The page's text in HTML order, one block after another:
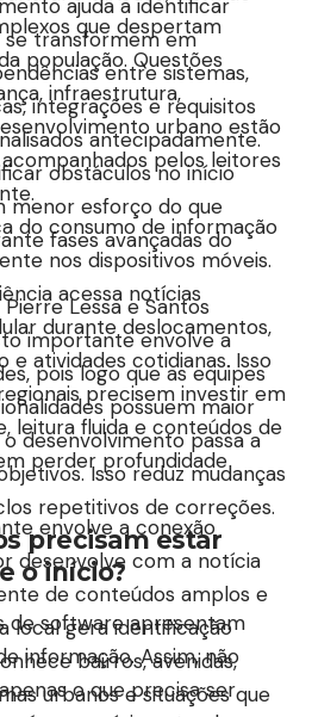
que despertam
população. Questões
infraestrutura,
urbano estão
pelos leitores
do consumo de informação
nos dispositivos móveis.
acessa notícias
durante deslocamentos,
atividades cotidianas. Isso
precisem investir em
leitura fluida e conteúdos de
perder profundidade
envolve a conexão
desenvolve com a notícia
de conteúdos amplos e
local gera identificação
bairros, avenidas,
urbanos e situações que
ajuda a identificar
se transformem em
entre sistemas,
integrações e requisitos
antecipadamente.
obstáculos no início
menor esforço do que
fases avançadas do
Lessa e Santos
importante envolve a
pois logo que as equipes
possuem maior
desenvolvimento passa a
Isso reduz mudanças
repetitivos de correções.
precisam estar
o início?
de software apresentam
informação. Assim, não
o que precisa ser